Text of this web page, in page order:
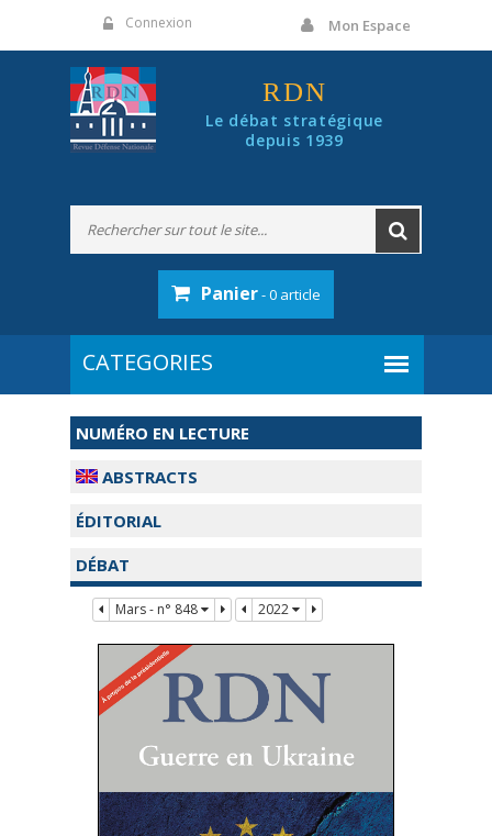
Connexion Mon Espace
RDN
Le débat stratégique
depuis 1939
Panier- 0 article
NUMÉRO EN LECTURE
ABSTRACTS
ÉDITORIAL
DÉBAT
Mars - n° 848 2022